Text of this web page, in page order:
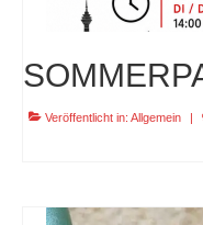
Veröffentlicht in: Allgemein |